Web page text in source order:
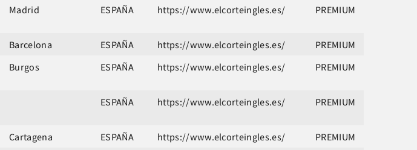
Madrid ESPAÑA https://www.elcorteingles.es/ PREMIUM
Barcelona ESPAÑA https://www.elcorteingles.es/
PREMIUM
Burgos ESPAÑA https://www.elcorteingles.es/ PREMIUM
ESPAÑA https://www.elcorteingles.es/ PREMIUM
Cartagena ESPAÑA https://www.elcorteingles.es/
PREMIUM